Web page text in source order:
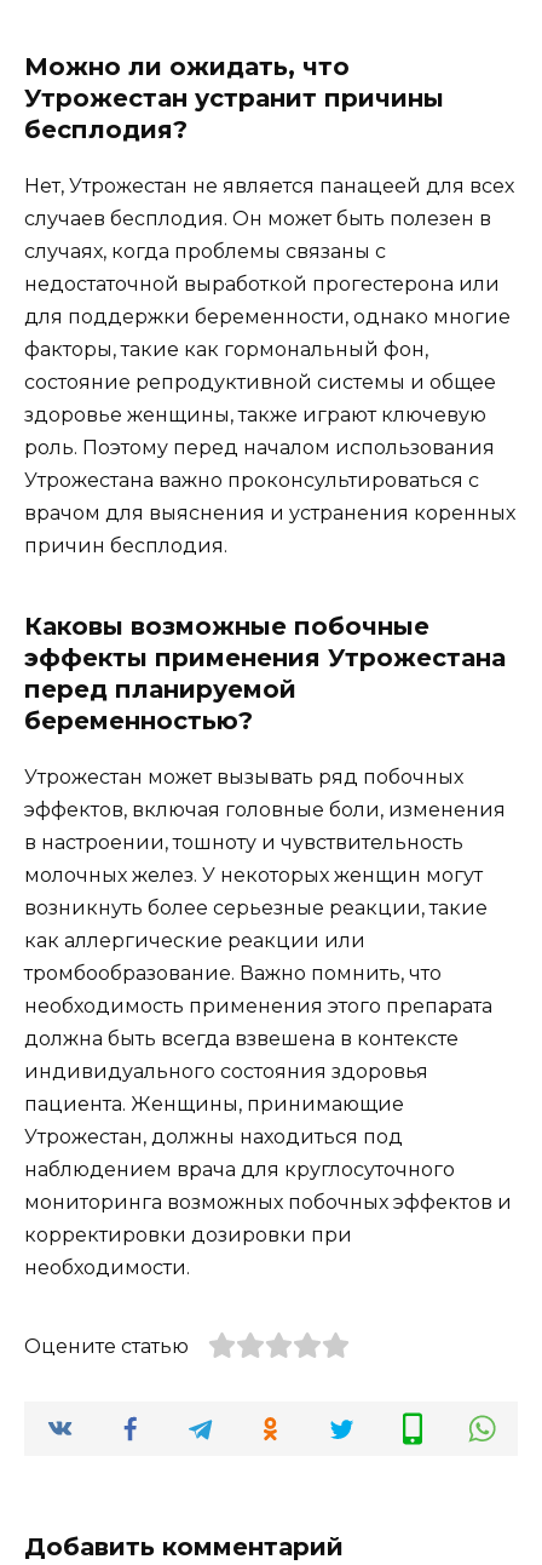
Можно ли ожидать, что
Утрожестан устранит причины
бесплодия?
Нет, Утрожестан не является панацеей для всех
случаев бесплодия. Он может быть полезен в
случаях, когда проблемы связаны с
недостаточной выработкой прогестерона или
для поддержки беременности, однако многие
факторы, такие как гормональный фон,
состояние репродуктивной системы и общее
здоровье женщины, также играют ключевую
роль. Поэтому перед началом использования
Утрожестана важно проконсультироваться с
врачом для выяснения и устранения коренных
причин бесплодия.
Каковы возможные побочные
эффекты применения Утрожестана
перед планируемой
беременностью?
Утрожестан может вызывать ряд побочных
эффектов, включая головные боли, изменения
в настроении, тошноту и чувствительность
молочных желез. У некоторых женщин могут
возникнуть более серьезные реакции, такие
как аллергические реакции или
тромбообразование. Важно помнить, что
необходимость применения этого препарата
должна быть всегда взвешена в контексте
индивидуального состояния здоровья
пациента. Женщины, принимающие
Утрожестан, должны находиться под
наблюдением врача для круглосуточного
мониторинга возможных побочных эффектов и
корректировки дозировки при
необходимости.
Оцените статью
Добавить комментарий